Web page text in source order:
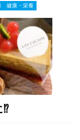
健康・栄養
⁉️